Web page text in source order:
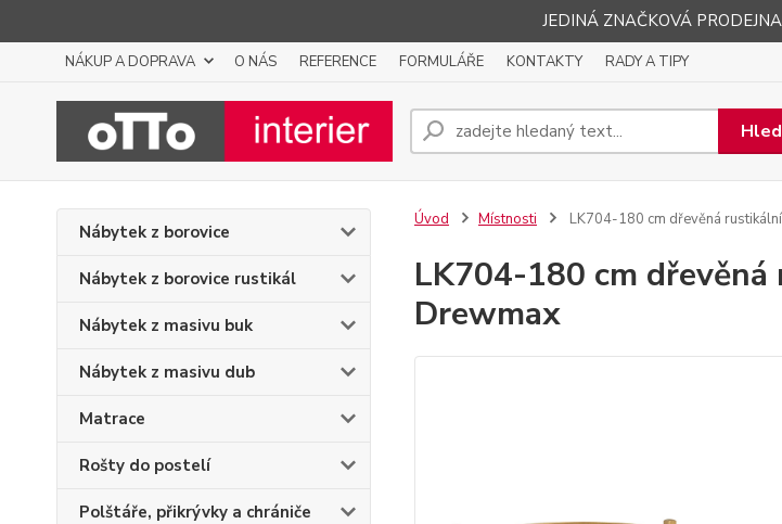
JEDINÁ ZNAČKOVÁ
NÁKUP A DOPRAVA O NÁS REFERENCE FORMULÁŘE KONTAKTY RADY A TIPY
Nábytek z borovice
Nábytek z borovice rustikál
Nábytek z masivu buk
Nábytek z masivu dub
Matrace
Rošty do postelí
Polštáře, přikrývky a chrániče
Úvod Místnosti LK704-180 cm dřevěná
LK704-180 cm
Drewmax